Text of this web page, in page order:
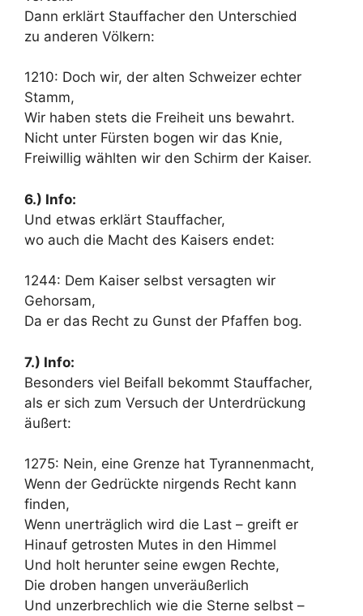
Dann erklärt Stauffacher den Unterschied
zu anderen Völkern:
1210: Doch wir, der alten Schweizer echter
Stamm,
Wir haben stets die Freiheit uns bewahrt.
Nicht unter Fürsten bogen wir das Knie,
Freiwillig wählten wir den Schirm der Kaiser.
6.) Info:
Und etwas erklärt Stauffacher,
wo auch die Macht des Kaisers endet:
1244: Dem Kaiser selbst versagten wir
Gehorsam,
Da er das Recht zu Gunst der Pfaffen bog.
7.) Info:
Besonders viel Beifall bekommt Stauffacher,
als er sich zum Versuch der Unterdrückung
äußert:
1275: Nein, eine Grenze hat Tyrannenmacht,
Wenn der Gedrückte nirgends Recht kann
finden,
Wenn unerträglich wird die Last – greift er
Hinauf getrosten Mutes in den Himmel
Und holt herunter seine ewgen Rechte,
Die droben hangen unveräußerlich
Und unzerbrechlich wie die Sterne selbst –